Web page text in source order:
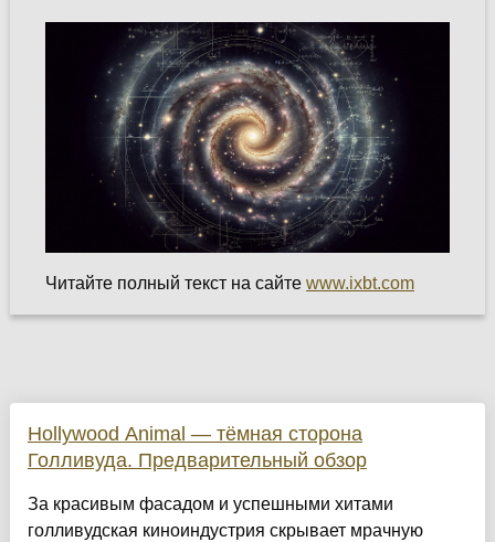
Читайте полный текст на сайте www.ixbt.com
Hollywood Animal — тёмная сторона
Голливуда. Предварительный обзор
За красивым фасадом и успешными хитами
голливудская киноиндустрия скрывает мрачную